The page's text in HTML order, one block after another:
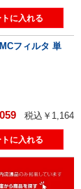
フィルタ 単
税込￥1,164